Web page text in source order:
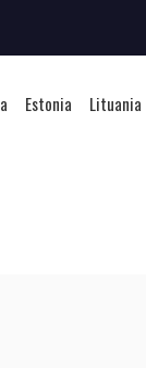
Estonia Lituania